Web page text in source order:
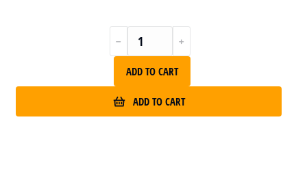
ADD TO CART
ADD TO CART